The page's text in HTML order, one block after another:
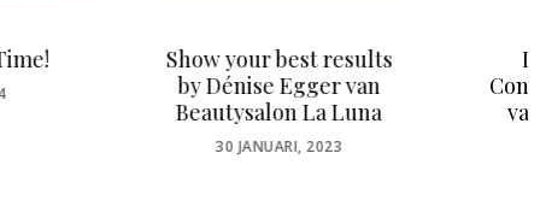
your best results
Egger van
Individueel Huid
Concept – De toekomst
van huidverzorging
POSTED
15 SEPTEMBER, 2021